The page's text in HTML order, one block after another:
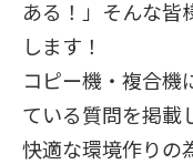
ある！」そんな皆
します！
コピー機・複合機
ている質問を掲載
快適な環境作りの